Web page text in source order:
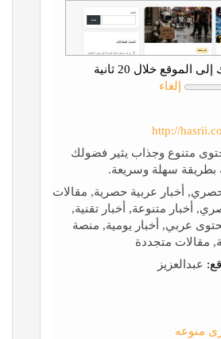
خلال 20 ثانية
إلغاء
http://
متنوع وجذاب يثير فضولك
بطريقة سهلة وسريعة.
أخبار عربية حصرية, مقالات
أخبار متنوعة, أخبار تقنية,
عربي, أخبار يومية, منصة
مقالات متجددة
عبدالعزيز
منوعه